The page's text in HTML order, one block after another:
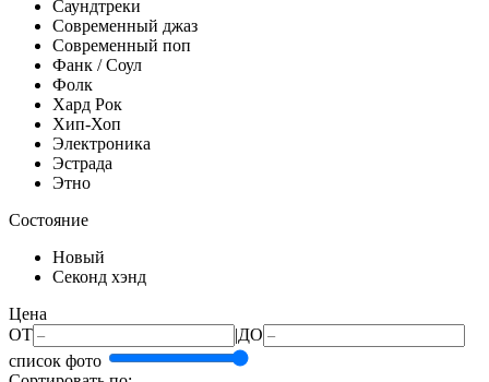
Саундтреки
Современный джаз
Современный поп
Фанк / Соул
Фолк
Хард Рок
Хип-Хоп
Электроника
Эстрада
Этно
Состояние
Новый
Секонд хэнд
Цена
ОТ
|ДО
список фото